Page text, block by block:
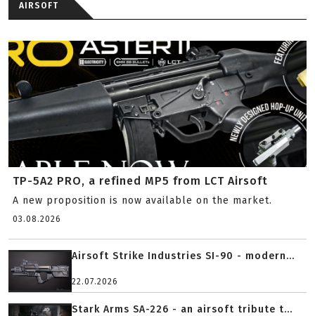
AIRSOFT
TP-5A2 PRO, a refined MP5 from LCT Airsoft
A new proposition is now available on the market.
03.08.2026
Airsoft Strike Industries SI-90 - modern...
22.07.2026
Stark Arms SA-226 - an airsoft tribute t...